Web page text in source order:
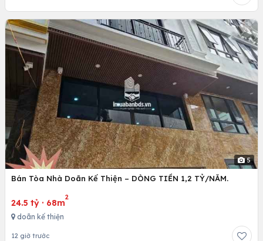
5
Bán Tòa Nhà Doãn Kế Thiện – DÒNG TIỀN 1,2 TỶ/NĂM.
24.5 tỷ · 68m
2
doãn kế thiện
12 giờ trước